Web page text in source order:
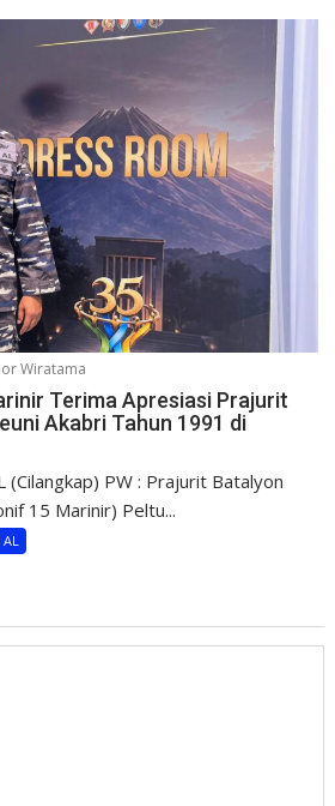
Wiratama
Terima Apresiasi Prajurit
Akabri Tahun 1991 di
(Cilangkap) PW : Prajurit Batalyon
15 Marinir) Peltu...
AL